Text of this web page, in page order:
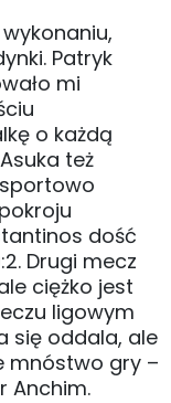
Patryk
mi
o każdą
też
dość
Drugi mecz
ciężko jest
ligowym
się oddala, ale
mnóstwo gry –
Anchim.